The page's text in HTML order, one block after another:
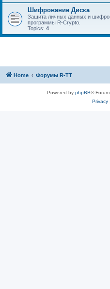
Шифрование Диска
Защита личных данных и
программы R-Crypto.
Topics: 4
Home Форумы R-TT
Powered by phpBB®
Privacy|